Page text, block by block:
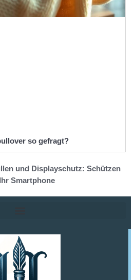
so gefragt?
und Displayschutz: Schützen
Smartphone